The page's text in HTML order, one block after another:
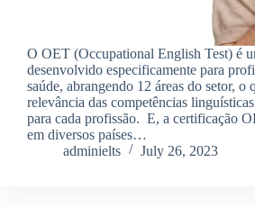
O OET (Occupational English Test) é
desenvolvido especificamente para
saúde, abrangendo 12 áreas do setor, o
relevância das competências
para cada profissão. E, a certificação
em diversos países…
adminielts
July 26, 2023